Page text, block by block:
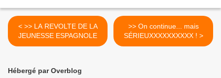
< >> LA REVOLTE DE LA
>> On continue... mais
SÉRIEUXXXXXXXXXX ! >
Hébergé par Overblog